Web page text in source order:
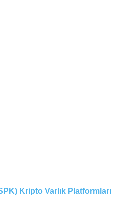
Kripto Varlık Platformları